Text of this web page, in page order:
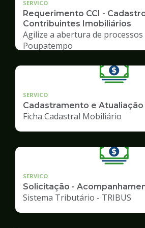
SERVICO
Requerimento CCI -
Contribuintes Imobiliários
Agilize a abertura de processos
Poupatempo
SERVICO
Cadastramento e
Ficha Cadastral Mobiliário
SERVICO
Solicitação -
Sistema Tributário - TRIBUS